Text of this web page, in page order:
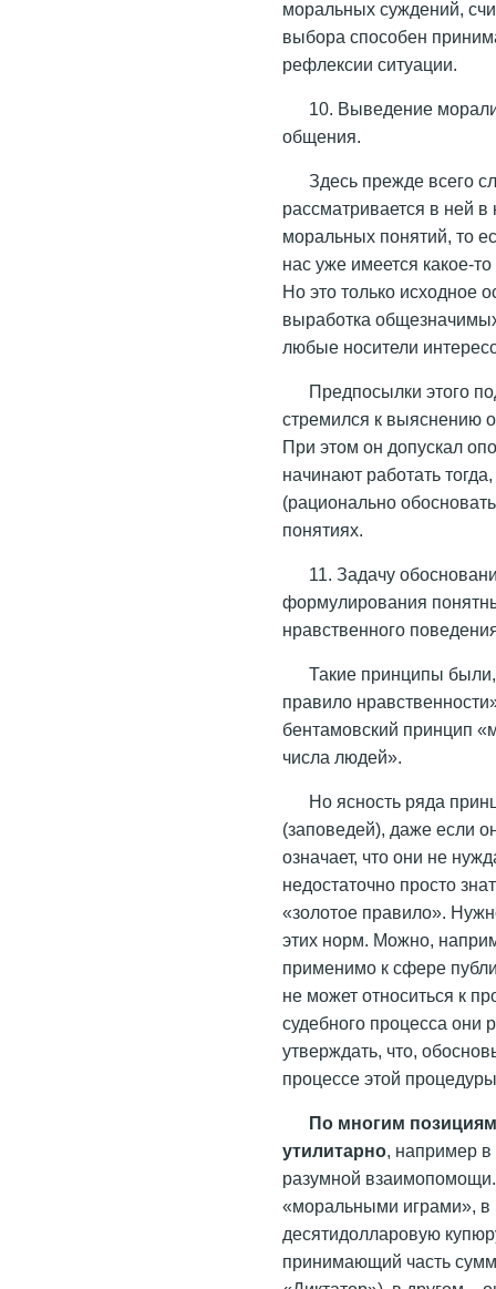
моральных суждений,
выбора способен
рефлексии ситуации.
10. Выведение
общения.
Здесь прежде всего
рассматривается в ней
моральных понятий, то
нас уже имеется какое-
Но это только исходное
выработка
любые носители
Предпосылки этого
стремился к выяснению
При этом он допускал
начинают работать
(рационально
понятиях.
11. Задачу
формулирования
нравственного
Такие принципы
правило
бентамовский принцип
числа людей».
Но ясность ряда
(заповедей), даже если
означает, что они не
недостаточно просто
«золотое правило».
этих норм. Можно,
применимо к сфере
не может относиться к
судебного процесса они
утверждать, что,
процессе этой
По многим
утилитарно, например в
разумной
«моральными играми», в
десятидолларовую
принимающий часть